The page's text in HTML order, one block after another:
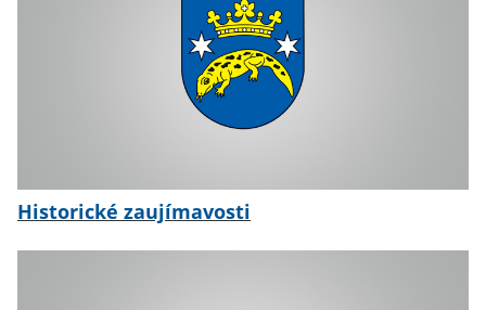
Historické zaujímavosti